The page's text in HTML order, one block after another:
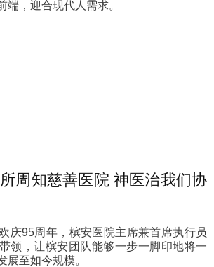
端，迎合现代人需求。
周知慈善医院 神医治我们协
庆95周年，槟安医院主席兼首席执行员
领，让槟安团队能够一步一脚印地将一
展至如今规模。